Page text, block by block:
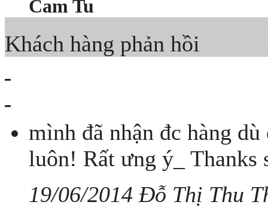
Cam Tu
Khách hàng phản hồi
mình đã nhận đc hàng
luôn! Rất ưng ý_ Thanks
19/06/2014 Đỗ Thị Thu